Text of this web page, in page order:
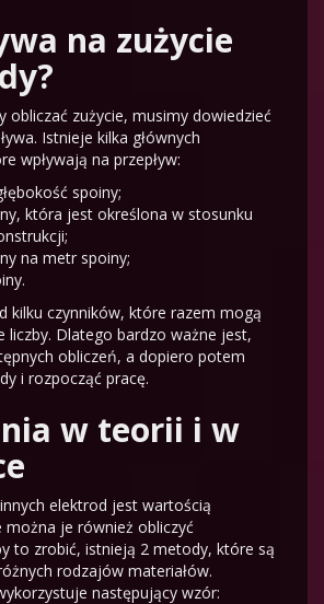
na zużycie
obliczać zużycie, musimy dowiedzieć
Istnieje kilka głównych
wpływają na przepływ:
spoiny;
która jest określona w stosunku
na metr spoiny;
kilku czynników, które razem mogą
liczby. Dlatego bardzo ważne jest,
obliczeń, a dopiero potem
i rozpocząć pracę.
w teorii i w
elektrod jest wartością
można je również obliczyć
to zrobić, istnieją 2 metody, które są
rodzajów materiałów.
następujący wzór: